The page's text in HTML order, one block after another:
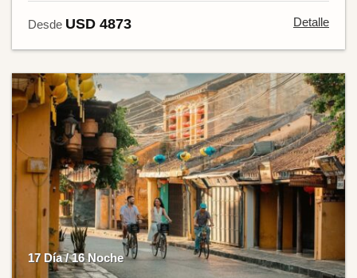
Desde USD 4873 Detalle
17 Día / 16 Noche